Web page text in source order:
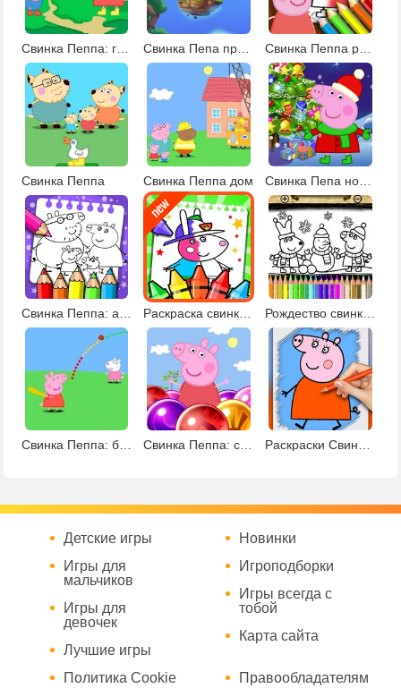
Свинка Пеппа: головоломки Свинка Пепа прыжки Свинка Пеппа раскраски 2
Свинка Пеппа Свинка Пеппа дом Свинка Пепа новый год
Раскраска свинки Пеппы Рождество свинки Пеппы: раскраски
Свинка Пеппа: бейсбол Свинка Пеппа: стрелялка шариками Раскраски Свинка Пеппа
Детские игры
Игры для
мальчиков
Игры для
девочек
Лучшие игры
Новинки
Игроподборки
Игры всегда с
тобой
Карта сайта
Политика Cookie Правообладателям